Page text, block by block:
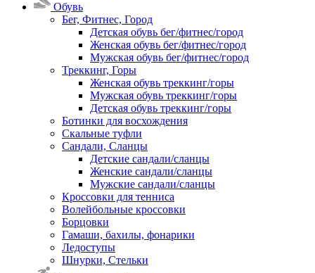
Обувь
Бег, Фитнес, Город
Детская обувь бег/фитнес/город
Женская обувь бег/фитнес/город
Мужская обувь бег/фитнес/город
Треккинг, Горы
Женская обувь треккинг/горы
Мужская обувь треккинг/горы
Детская обувь треккинг/горы
Ботинки для восхождения
Скальные туфли
Сандали, Сланцы
Детские сандали/сланцы
Женские сандали/сланцы
Мужские сандали/сланцы
Кроссовки для тенниса
Волейбольные кроссовки
Борцовки
Гамаши, бахилы, фонарики
Ледоступы
Шнурки, Стельки